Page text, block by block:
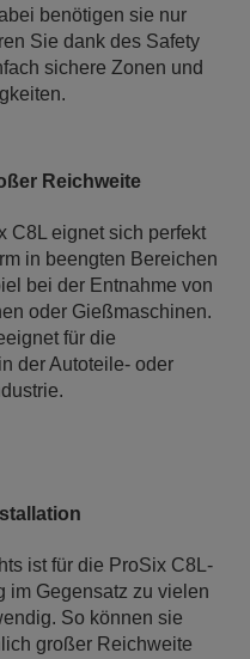
benötigen sie nur
Sie dank des Safety
sichere Zonen und
Reichweite
C8L eignet sich perfekt
in beengten Bereichen
bei der Entnahme von
oder Gießmaschinen.
für die
der Autoteile- oder
ist für die ProSix C8L-
im Gegensatz zu vielen
So können sie
großer Reichweite